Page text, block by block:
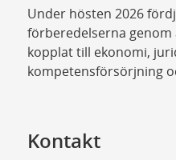
Under hösten 2026
förberedelserna
kopplat till ekonomi,
kompetensförsörjning
Kontakt